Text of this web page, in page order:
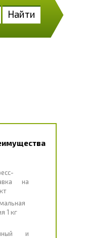
Найти
на
1 кг
и